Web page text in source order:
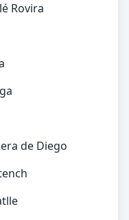
Rovira
de Diego